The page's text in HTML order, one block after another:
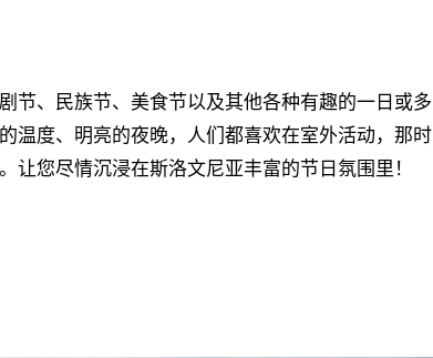
、民族节、美食节以及其他各种有趣的一日或多
温度、明亮的夜晚，人们都喜欢在室外活动，那时
让您尽情沉浸在斯洛文尼亚丰富的节日氛围里！